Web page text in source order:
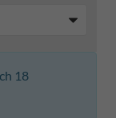
18